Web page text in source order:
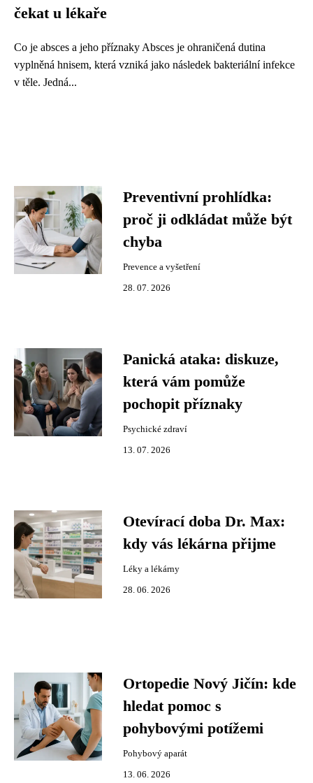
čekat u lékaře
Co je absces a jeho příznaky Absces je ohraničená dutina
vyplněná hnisem, která vzniká jako následek bakteriální infekce
v těle. Jedná...
Preventivní prohlídka:
proč ji odkládat může být
chyba
Prevence a vyšetření
28. 07. 2026
Panická ataka: diskuze,
která vám pomůže
pochopit příznaky
Psychické zdraví
13. 07. 2026
Otevírací doba Dr. Max:
kdy vás lékárna přijme
Léky a lékárny
28. 06. 2026
Ortopedie Nový Jičín: kde
hledat pomoc s
pohybovými potížemi
Pohybový aparát
13. 06. 2026